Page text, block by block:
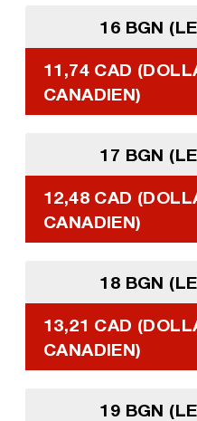
16 BGN
11,74 CAD
CANADIEN)
17 BGN
12,48 CAD
CANADIEN)
18 BGN
13,21 CAD
CANADIEN)
19 BGN